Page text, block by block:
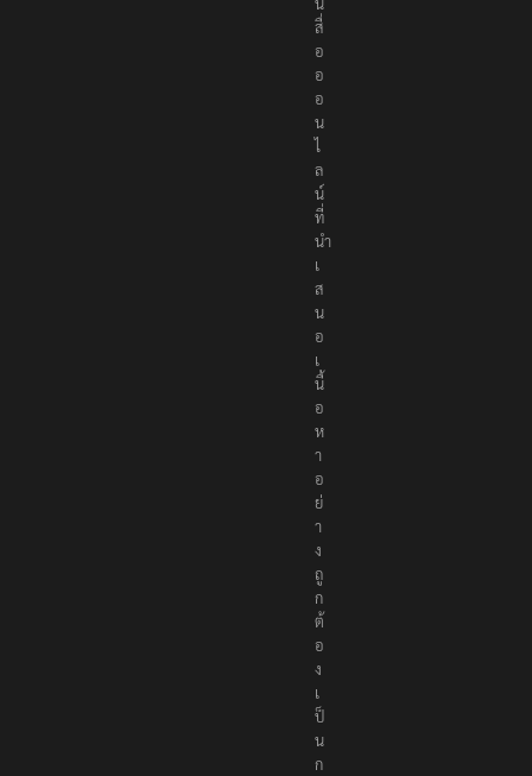
สื่
อ
อ
อ
น
ไ
ล
น์
ที่
นำ
เ
ส
น
อ
เ
นื้
อ
ห
า
อ
ย่
า
ง
ถู
ก
ต้
อ
ง
เ
ป็
น
ก